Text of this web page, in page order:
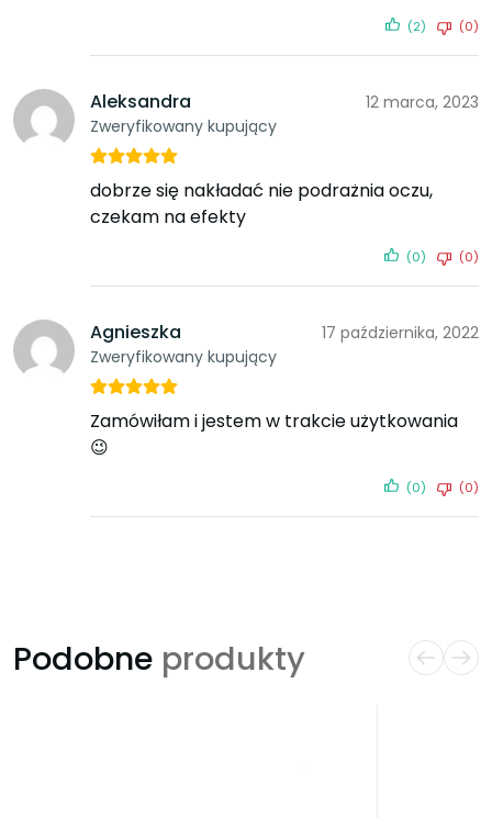
(2) (0)
Aleksandra
Zweryfikowany kupujący
12 marca, 2023
dobrze się nakładać nie podrażnia oczu,
czekam na efekty
(0) (0)
Agnieszka
Zweryfikowany kupujący
17 października, 2022
Zamówiłam i jestem w trakcie użytkowania
😉
(0) (0)
Podobne produkty